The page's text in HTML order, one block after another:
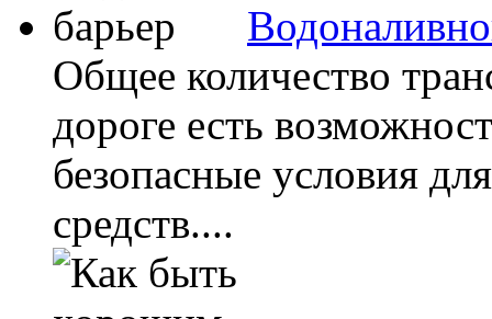
Общее количество
дороге есть
безопасные условия
средств....